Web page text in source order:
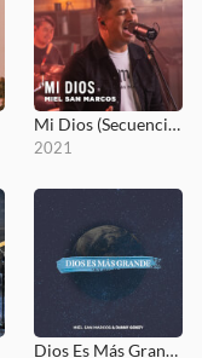
Mi Dios (Secuencias.com Session)
2021
Dios Es Más Grande